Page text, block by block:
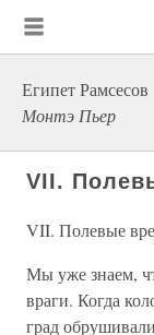
Египет Рамсесов
Монтэ Пьер
VII.
VII. Полевые
Мы уже знаем,
враги. Когда
град